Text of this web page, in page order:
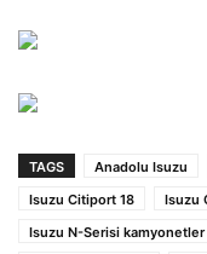
TAGS Anadolu Isuzu
Isuzu Citiport 18
Isuzu
Isuzu N-Serisi kamyonetler